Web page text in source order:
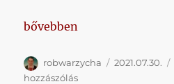
„Megannyi kérdés”
bővebben
Szerző
robwarzycha Közzétéve
2021.07.30.
hozzászólásMegannyi